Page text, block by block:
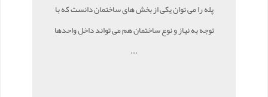
پله را می توان یکی از بخش های ساختمان دانست که با
توجه به نیاز و نوع ساختمان هم می تواند داخل واحدها
...